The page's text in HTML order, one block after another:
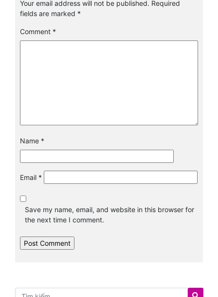
Your email address will not be published. Required
fields are marked *
Comment *
Name *
Email *
Save my name, email, and website in this browser for
the next time I comment.